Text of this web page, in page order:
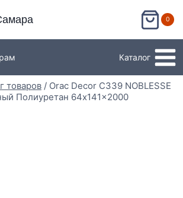
0
Каталог
товаров / Orac Decor C339 NOBLESSE
Полиуретан 64x141x2000